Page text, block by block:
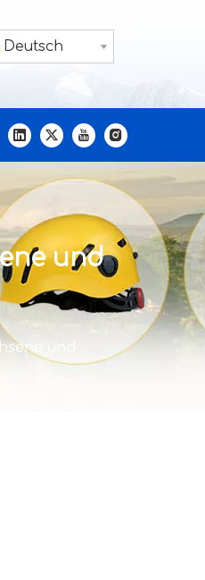
Deutsch
und
und